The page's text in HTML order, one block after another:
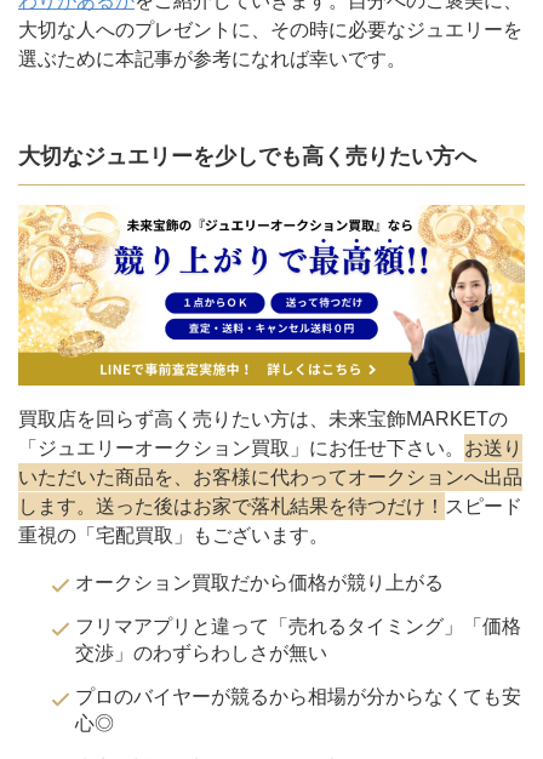
大切な人へのプレゼントに、その時に必要なジュエリーを
選ぶために本記事が参考になれば幸いです。
大切なジュエリーを少しでも高く売りたい方へ
買取店を回らず高く売りたい方は、未来宝飾MARKETの
「ジュエリーオークション買取」にお任せ下さい。 お送り
いただいた商品を、お客様に代わってオークションへ出品
します。送った後はお家で落札結果を待つだけ！ スピード
重視の「宅配買取」もございます。
オークション買取だから価格が競り上がる
フリマアプリと違って「売れるタイミング」「価格
交渉」のわずらわしさが無い
プロのバイヤーが競るから相場が分からなくても安
心◎